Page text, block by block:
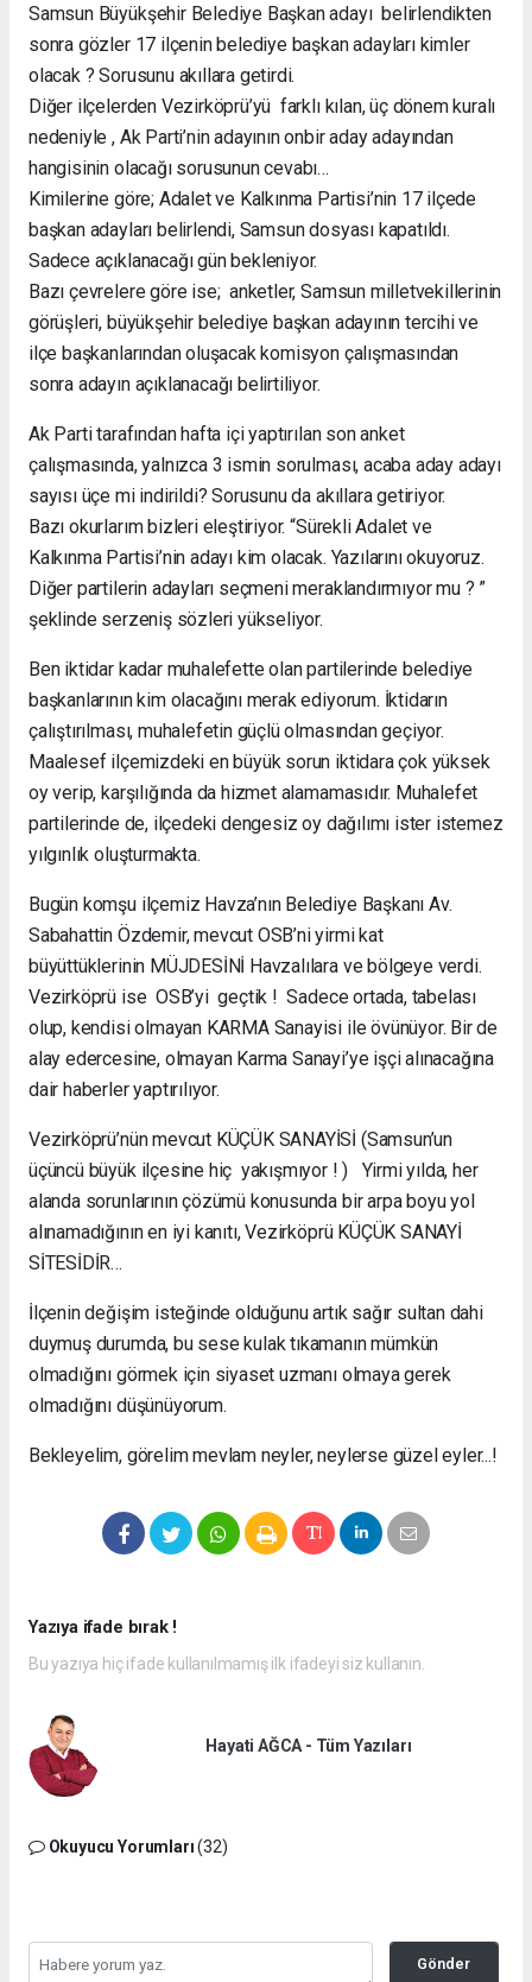
Samsun Büyükşehir Belediye Başkan adayı belirlendikten
sonra gözler 17 ilçenin belediye başkan adayları kimler
olacak ? Sorusunu akıllara getirdi.
Diğer ilçelerden Vezirköprü’yü farklı kılan, üç dönem kuralı
nedeniyle , Ak Parti’nin adayının onbir aday adayından
hangisinin olacağı sorusunun cevabı…
Kimilerine göre; Adalet ve Kalkınma Partisi’nin 17 ilçede
başkan adayları belirlendi, Samsun dosyası kapatıldı.
Sadece açıklanacağı gün bekleniyor.
Bazı çevrelere göre ise; anketler, Samsun milletvekillerinin
görüşleri, büyükşehir belediye başkan adayının tercihi ve
ilçe başkanlarından oluşacak komisyon çalışmasından
sonra adayın açıklanacağı belirtiliyor.
Ak Parti tarafından hafta içi yaptırılan son anket
çalışmasında, yalnızca 3 ismin sorulması, acaba aday adayı
sayısı üçe mi indirildi? Sorusunu da akıllara getiriyor.
Bazı okurlarım bizleri eleştiriyor. “Sürekli Adalet ve
Kalkınma Partisi’nin adayı kim olacak. Yazılarını okuyoruz.
Diğer partilerin adayları seçmeni meraklandırmıyor mu ? ”
şeklinde serzeniş sözleri yükseliyor.
Ben iktidar kadar muhalefette olan partilerinde belediye
başkanlarının kim olacağını merak ediyorum. İktidarın
çalıştırılması, muhalefetin güçlü olmasından geçiyor.
Maalesef ilçemizdeki en büyük sorun iktidara çok yüksek
oy verip, karşılığında da hizmet alamamasıdır. Muhalefet
partilerinde de, ilçedeki dengesiz oy dağılımı ister istemez
yılgınlık oluşturmakta.
Bugün komşu ilçemiz Havza’nın Belediye Başkanı Av.
Sabahattin Özdemir, mevcut OSB’ni yirmi kat
büyüttüklerinin MÜJDESİNİ Havzalılara ve bölgeye verdi.
Vezirköprü ise OSB’yi geçtik ! Sadece ortada, tabelası
olup, kendisi olmayan KARMA Sanayisi ile övünüyor. Bir de
alay edercesine, olmayan Karma Sanayi’ye işçi alınacağına
dair haberler yaptırılıyor.
Vezirköprü’nün mevcut KÜÇÜK SANAYİSİ (Samsun’un
üçüncü büyük ilçesine hiç yakışmıyor ! ) Yirmi yılda, her
alanda sorunlarının çözümü konusunda bir arpa boyu yol
alınamadığının en iyi kanıtı, Vezirköprü KÜÇÜK SANAYİ
SİTESİDİR…
İlçenin değişim isteğinde olduğunu artık sağır sultan dahi
duymuş durumda, bu sese kulak tıkamanın mümkün
olmadığını görmek için siyaset uzmanı olmaya gerek
olmadığını düşünüyorum.
Bekleyelim, görelim mevlam neyler, neylerse güzel eyler...!
Yazıya ifade bırak !
Bu yazıya hiç ifade kullanılmamış ilk ifadeyi siz kullanın.
Hayati AĞCA - Tüm Yazıları
Okuyucu Yorumları(32)
Gönder